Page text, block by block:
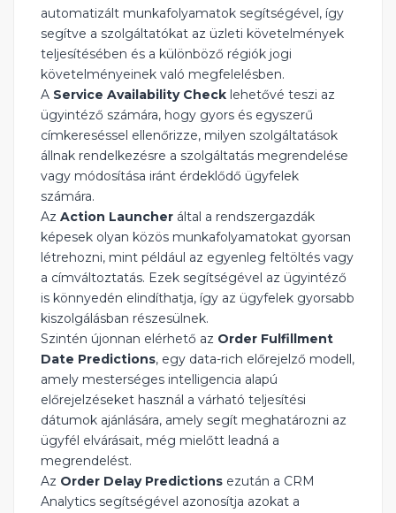
automatizált munkafolyamatok segítségével, így
segítve a szolgáltatókat az üzleti követelmények
teljesítésében és a különböző régiók jogi
követelményeinek való megfelelésben.
A Service Availability Check lehetővé teszi az
ügyintéző számára, hogy gyors és egyszerű
címkereséssel ellenőrizze, milyen szolgáltatások
állnak rendelkezésre a szolgáltatás megrendelése
vagy módosítása iránt érdeklődő ügyfelek
számára.
Az Action Launcher által a rendszergazdák
képesek olyan közös munkafolyamatokat gyorsan
létrehozni, mint például az egyenleg feltöltés vagy
a címváltoztatás. Ezek segítségével az ügyintéző
is könnyedén elindíthatja, így az ügyfelek gyorsabb
kiszolgálásban részesülnek.
Szintén újonnan elérhető az Order Fulfillment
Date Predictions, egy data-rich előrejelző modell,
amely mesterséges intelligencia alapú
előrejelzéseket használ a várható teljesítési
dátumok ajánlására, amely segít meghatározni az
ügyfél elvárásait, még mielőtt leadná a
megrendelést.
Az Order Delay Predictions ezután a CRM
Analytics segítségével azonosítja azokat a